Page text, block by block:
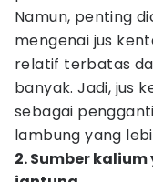
Namun, penting
mengenai jus
relatif terbatas
banyak. Jadi, jus
sebagai
lambung yang
2. Sumber